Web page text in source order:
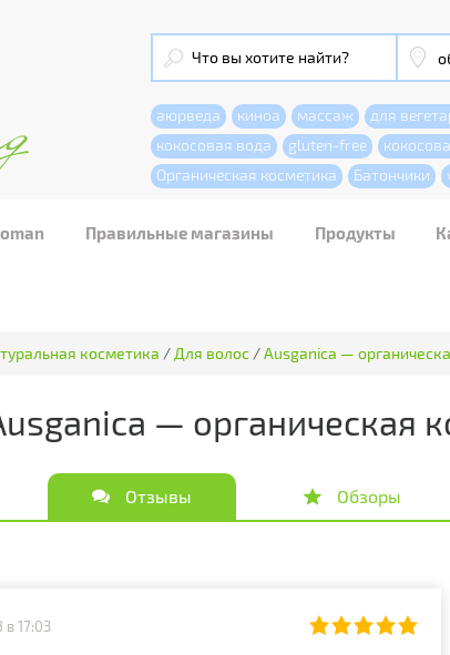
аюрведа киноа массаж для
кокосовая вода
gluten-free
Органическая косметика
Батончики
Правильные магазины Продукты
косметика / Для волос /Ausganica —
— органическая
Отзывы Обзоры
в 17:03